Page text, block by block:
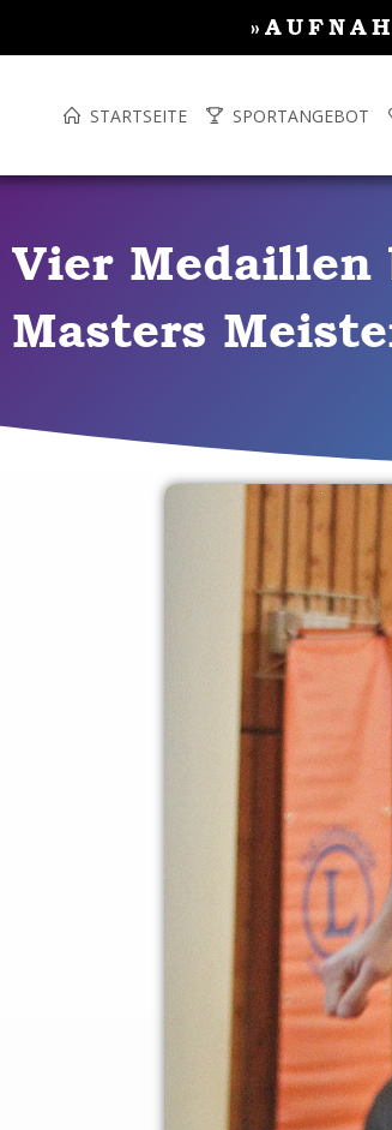
STARTSEITE SPORTANGEBOT
Vier Medaillen
Masters